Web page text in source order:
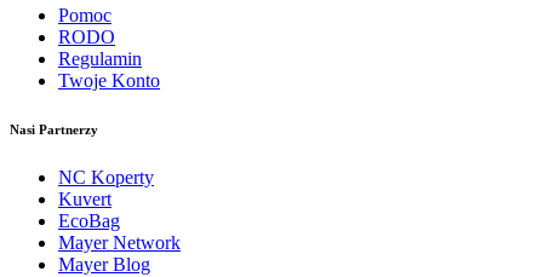
Pomoc
RODO
Regulamin
Twoje Konto
Nasi Partnerzy
NC Koperty
Kuvert
EcoBag
Mayer Network
Mayer Blog